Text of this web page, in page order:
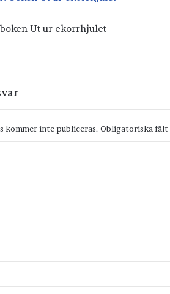
Ut ur ekorrhjulet
kommer inte publiceras. Obligatoriska fält